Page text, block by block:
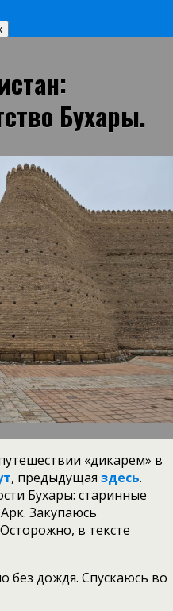
Бухары.
«дикарем» в
, предыдущая здесь.
Бухары: старинные
Закупаюсь
в тексте
без дождя. Спускаюсь во